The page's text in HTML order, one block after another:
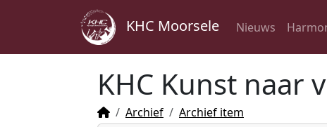
KHC Moorsele Nieuws
KHC Kunst naar
Archief Archief item